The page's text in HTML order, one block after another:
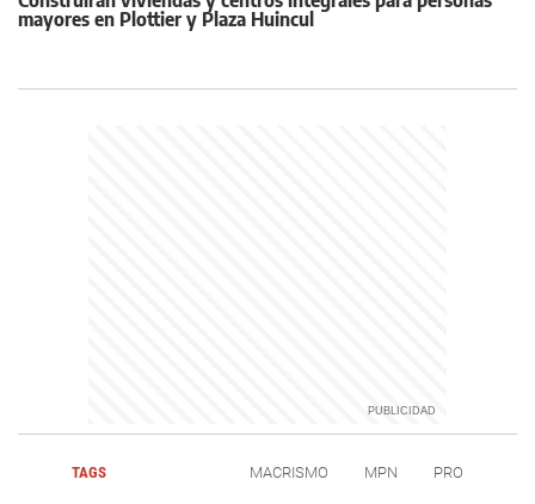
mayores en Plottier y Plaza Huincul
TAGS MACRISMO MPN PRO